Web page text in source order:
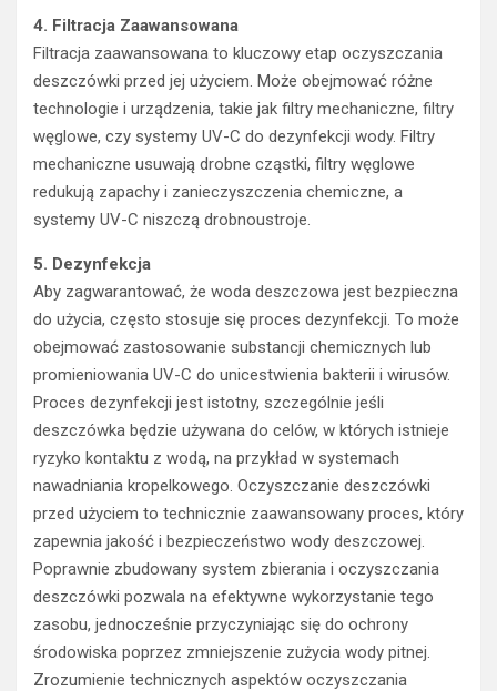
4. Filtracja Zaawansowana
Filtracja zaawansowana to kluczowy etap oczyszczania
deszczówki przed jej użyciem. Może obejmować różne
technologie i urządzenia, takie jak filtry mechaniczne, filtry
węglowe, czy systemy UV-C do dezynfekcji wody. Filtry
mechaniczne usuwają drobne cząstki, filtry węglowe
redukują zapachy i zanieczyszczenia chemiczne, a
systemy UV-C niszczą drobnoustroje.
5. Dezynfekcja
Aby zagwarantować, że woda deszczowa jest bezpieczna
do użycia, często stosuje się proces dezynfekcji. To może
obejmować zastosowanie substancji chemicznych lub
promieniowania UV-C do unicestwienia bakterii i wirusów.
Proces dezynfekcji jest istotny, szczególnie jeśli
deszczówka będzie używana do celów, w których istnieje
ryzyko kontaktu z wodą, na przykład w systemach
nawadniania kropelkowego. Oczyszczanie deszczówki
przed użyciem to technicznie zaawansowany proces, który
zapewnia jakość i bezpieczeństwo wody deszczowej.
Poprawnie zbudowany system zbierania i oczyszczania
deszczówki pozwala na efektywne wykorzystanie tego
zasobu, jednocześnie przyczyniając się do ochrony
środowiska poprzez zmniejszenie zużycia wody pitnej.
Zrozumienie technicznych aspektów oczyszczania